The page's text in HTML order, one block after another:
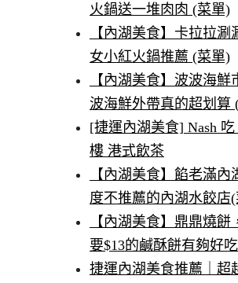
火鍋送一堆肉肉 (菜單)
【內湖美食】卡拉拉涮
女小紅火鍋推薦 (菜單)
【內湖美食】波波海鮮
波海鮮外帶真的超划算
[捷運內湖美食] Nash
樓 港式飲茶
【內湖美食】餡老滿內
度不推薦的內湖水餃店
【內湖美食】鼎鼎燒餅
要$13的鹹酥餅有夠好吃
捷運內湖美食推薦｜超